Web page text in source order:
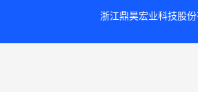
浙江鼎昊宏业科技股